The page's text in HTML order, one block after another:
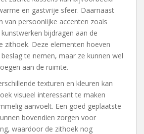
en gastvrije sfeer. Daarnaast
van persoonlijke accenten zoals
bijdragen aan de
zithoek. Deze elementen hoeven
te nemen, maar ze kunnen wel
aan de ruimte.
texturen en kleuren kan
visueel interessant te maken
aanvoelt. Een goed geplaatste
bovendien zorgen voor
waardoor de zithoek nog